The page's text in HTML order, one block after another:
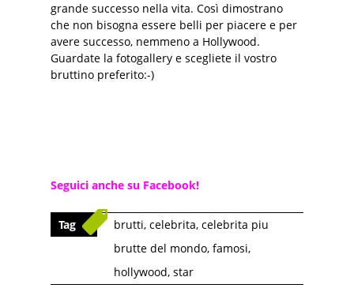
grande successo nella vita. Così dimostrano
che non bisogna essere belli per piacere e per
avere successo, nemmeno a Hollywood.
Guardate la fotogallery e scegliete il vostro
bruttino preferito:-)
Seguici anche su Facebook!
Tag brutti, celebrita, celebrita piu
brutte del mondo, famosi,
hollywood, star